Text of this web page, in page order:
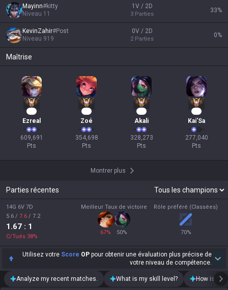
Mayinn#kitty
Niveau 11
1V / 2D
3 Parties
33%
KevinZahir#Post
Niveau 919
0V / 2D
2 Parties
0%
Maîtrise
Ezreal
609,691
Pts
Zoé
354,698
Pts
Akali
328,273
Pts
Kai'Sa
277,040
Pts
Montrer plus
Parties récentes
14G 6V 7D
5.6 / 7.6 / 7.2
1.67 : 1
C/Tués 38%
Meilleur Taux de victoire
67% 50%
Rôle préféré (Classées)
70%
Utilisez votre Score OP pour obtenir une évaluation plus précise de
votre niveau de compétence.
Analyze my recent matches. What is my skill level? How is my